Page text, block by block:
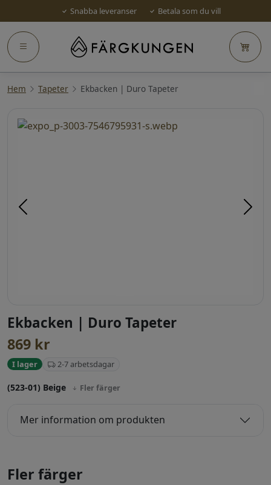
Snabba leveranser Betala som du vill
Hem Tapeter Ekbacken | Duro Tapeter
Föregående
Ekbacken | Duro Tapeter
869 kr
I lager 2-7 arbetsdagar
(523-01) Beige Fler färger
Mer information om produkten
Fler färger